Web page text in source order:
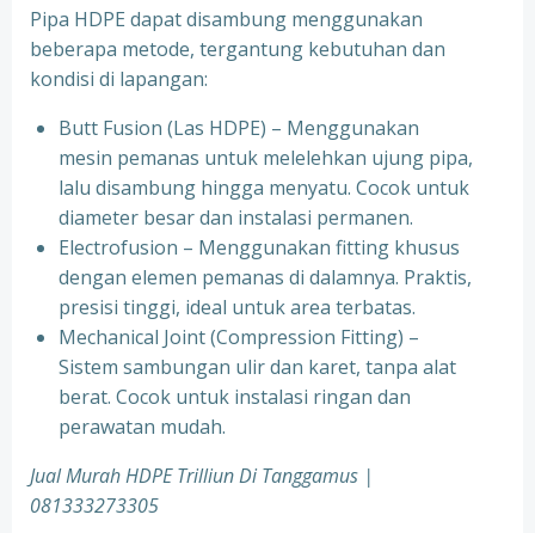
Pipa HDPE dapat disambung menggunakan
beberapa metode, tergantung kebutuhan dan
kondisi di lapangan:
Butt Fusion (Las HDPE) – Menggunakan
mesin pemanas untuk melelehkan ujung pipa,
lalu disambung hingga menyatu. Cocok untuk
diameter besar dan instalasi permanen.
Electrofusion – Menggunakan fitting khusus
dengan elemen pemanas di dalamnya. Praktis,
presisi tinggi, ideal untuk area terbatas.
Mechanical Joint (Compression Fitting) –
Sistem sambungan ulir dan karet, tanpa alat
berat. Cocok untuk instalasi ringan dan
perawatan mudah.
Jual Murah HDPE Trilliun Di Tanggamus |
081333273305